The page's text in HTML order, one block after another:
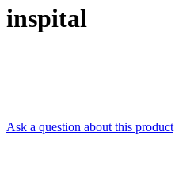
inspital
Ask a question about this product